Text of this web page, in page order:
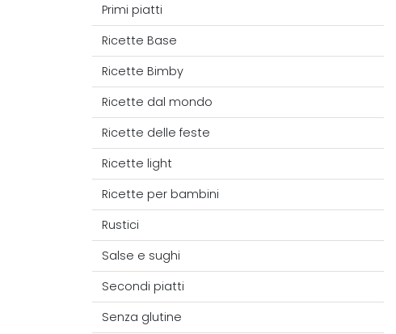
Primi piatti
Ricette Base
Ricette Bimby
Ricette dal mondo
Ricette delle feste
Ricette light
Ricette per bambini
Rustici
Salse e sughi
Secondi piatti
Senza glutine